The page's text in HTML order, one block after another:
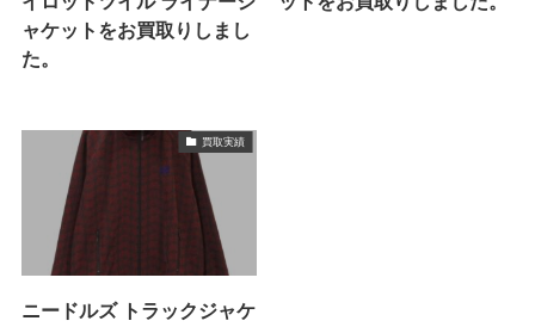
ャケットをお買取りしまし
た。
買取実績
ニードルズ トラックジャケ